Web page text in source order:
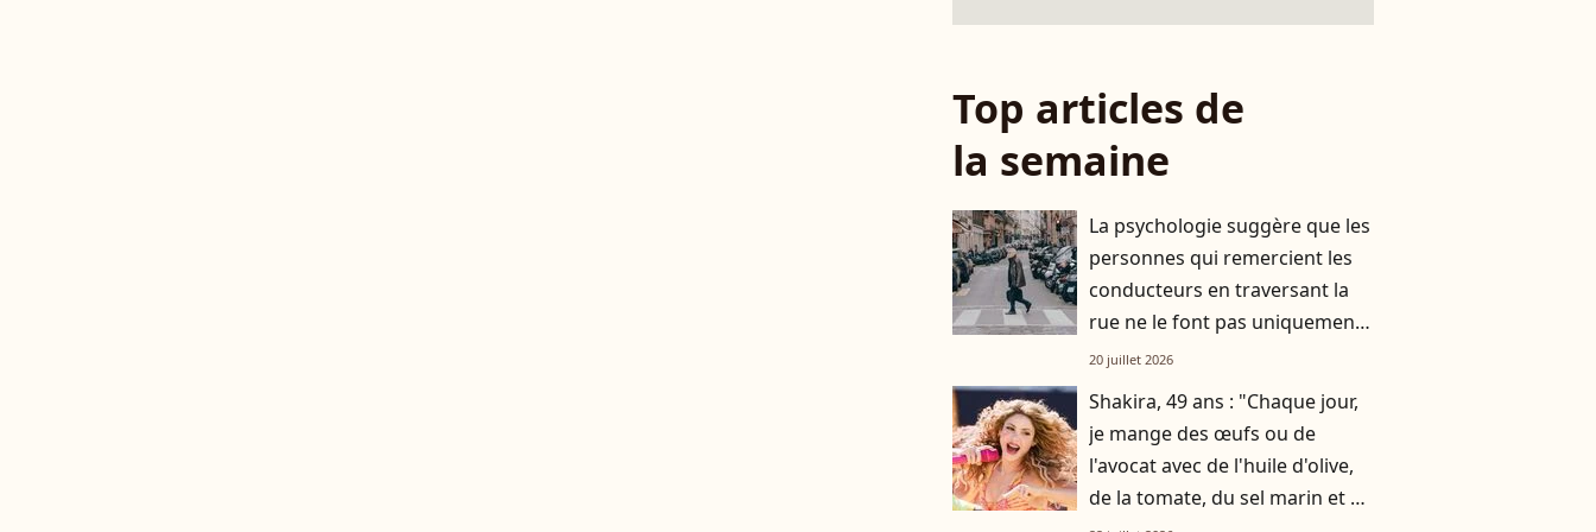
Top articles de
la semaine
La psychologie suggère que les
personnes qui remercient les
conducteurs en traversant la
rue ne le font pas uniquement
par gratitude
20 juillet 2026
Shakira, 49 ans : "Chaque jour,
je mange des œufs ou de
l'avocat avec de l'huile d'olive,
de la tomate, du sel marin et un